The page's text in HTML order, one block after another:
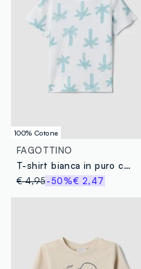
100% Cotone
FAGOTTINO
T-shirt bianca in puro cotone organico da bimbo con stampa palme
€ 4,95-50%€ 2,47